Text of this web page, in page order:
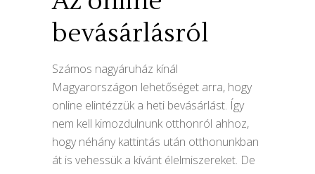
bevásárlásról
Számos nagyáruház kínál
Magyarországon lehetőséget arra, hogy
online elintézzük a heti bevásárlást. Így
nem kell kimozdulnunk otthonról ahhoz,
hogy néhány kattintás után otthonunkban
át is vehessük a kívánt élelmiszereket. De